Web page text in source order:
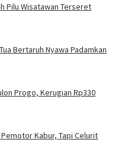
Pilu Wisatawan Terseret
Bertaruh Nyawa Padamkan
Progo, Kerugian Rp330
Kabur, Tapi Celurit